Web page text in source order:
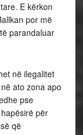
E kërkon
por më
parandaluar
në ilegalitet
ato zona apo
pse
për
që